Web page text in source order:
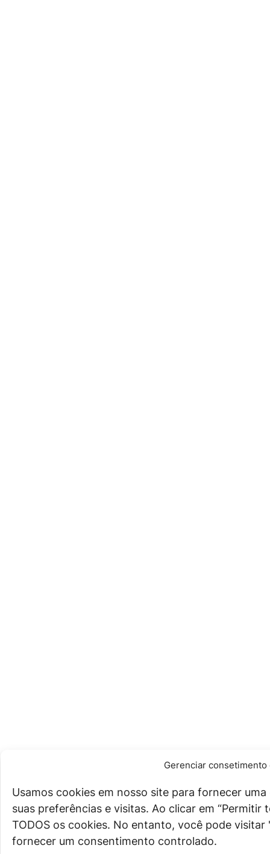
Gerenciar consetimento
Usamos cookies em nosso site para fornecer
suas preferências e visitas. Ao clicar em “Permitir
TODOS os cookies. No entanto, você pode
fornecer um consentimento controlado.